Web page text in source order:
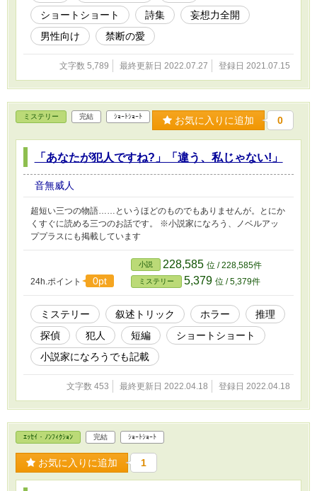
ショートショート
詩集
妄想力全開
男性向け
禁断の愛
文字数 5,789 最終更新日 2022.07.27 登録日 2021.07.15
ミステリー 完結 ｼｮｰﾄｼｮｰﾄ お気に入りに追加 0
「あなたが犯人ですね?」「違う、私じゃない!」
音無威人
超短い三つの物語……というほどのものでもありませんが。とにか
くすぐに読める三つのお話です。 ※小説家になろう、ノベルアッ
ププラスにも掲載しています
24h.ポイント 0pt
小説 228,585 位 / 228,585件
ミステリー 5,379 位 / 5,379件
ミステリー 叙述トリック ホラー
推理
探偵
犯人 短編
ショートショート
小説家になろうでも記載
文字数 453 最終更新日 2022.04.18 登録日 2022.04.18
ｴｯｾｲ・ﾉﾝﾌｨｸｼｮﾝ 完結 ｼｮｰﾄｼｮｰﾄ
お気に入りに追加 1